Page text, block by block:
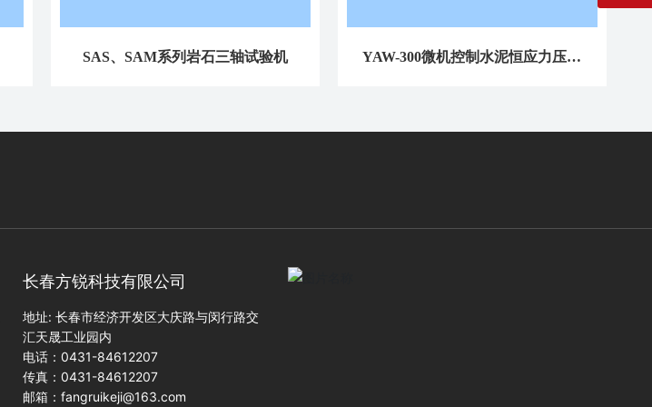
SAS、SAM系列岩石三轴试验机
YAW-300微机控制水泥恒应力压力
长春方锐科技有限公司
地址: 长春市经济开发区大庆路与闵行路交
汇天晟工业园内
电话： 0431-84612207
传真：0431-84612207
邮箱： fangruikeji@163.com